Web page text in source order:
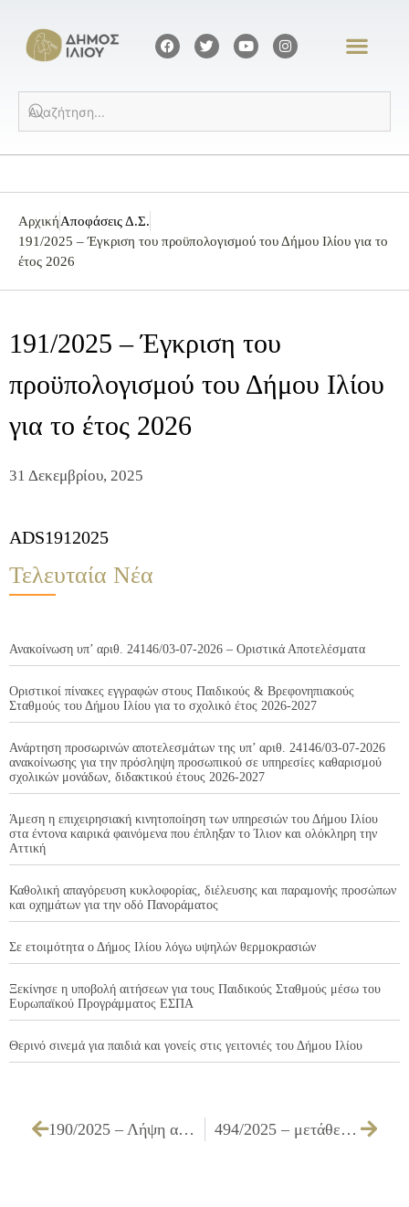
ΑρχικήΑποφάσεις Δ.Σ.
191/2025 – Έγκριση του προϋπολογισμού του Δήμου Ιλίου για το
έτος 2026
191/2025 – Έγκριση του
προϋπολογισμού του Δήμου Ιλίου
για το έτος 2026
31 Δεκεμβρίου, 2025
ADS1912025
Τελευταία Νέα
Ανακοίνωση υπ’ αριθ. 24146/03-07-2026 – Οριστικά Αποτελέσματα
Οριστικοί πίνακες εγγραφών στους Παιδικούς & Βρεφονηπιακούς
Σταθμούς του Δήμου Ιλίου για το σχολικό έτος 2026-2027
Ανάρτηση προσωρινών αποτελεσμάτων της υπ’ αριθ. 24146/03-07-2026
ανακοίνωσης για την πρόσληψη προσωπικού σε υπηρεσίες καθαρισμού
σχολικών μονάδων, διδακτικού έτους 2026-2027
Άμεση η επιχειρησιακή κινητοποίηση των υπηρεσιών του Δήμου Ιλίου
στα έντονα καιρικά φαινόμενα που έπληξαν το Ίλιον και ολόκληρη την
Αττική
Καθολική απαγόρευση κυκλοφορίας, διέλευσης και παραμονής προσώπων
και οχημάτων για την οδό Πανοράματος
Σε ετοιμότητα ο Δήμος Ιλίου λόγω υψηλών θερμοκρασιών
Ξεκίνησε η υποβολή αιτήσεων για τους Παιδικούς Σταθμούς μέσω του
Ευρωπαϊκού Προγράμματος ΕΣΠΑ
Θερινό σινεμά για παιδιά και γονείς στις γειτονιές του Δήμου Ιλίου
190/2025 – Λήψη απόφασης για την παραχώρηση Σχολικών χώρων του Δήμου Ιλίου 494/2025 – μετάθεση της καταληκτικής ημερομηνίας και ώρα υποβολής προσφορών καθώς και της ημερομηνίας ηλεκτρονικής αποσφράγισης του ανοιχτού ηλεκτρονικού διαγωνισμού άνω των ορίων, με Α/Α Συστήματος στο ΕΣΗΔΗΣ 385469 με αριθμό πρωτ. διακήρυξης 43249/10-11-2025 (ΑΔΑΜ: 25PROC017891318), για την επιλογή αναδόχου για το Υποέργο 1 «Συστήματα και Εφαρμογές Έξυπνης Κινητικότητας στο Δήμο Ιλίου» Κ.Μ.39/2024